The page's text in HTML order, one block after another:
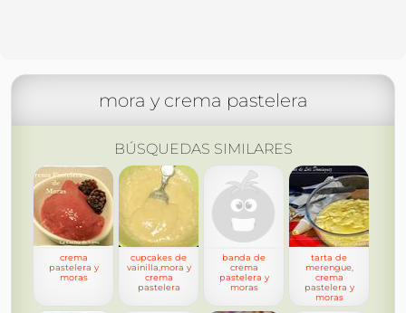
mora y crema pastelera
BÚSQUEDAS SIMILARES
crema
pastelera y
moras
cupcakes de
vainilla,mora y
crema
pastelera
banda de
crema
pastelera y
moras
tarta de
merengue,
crema
pastelera y
moras